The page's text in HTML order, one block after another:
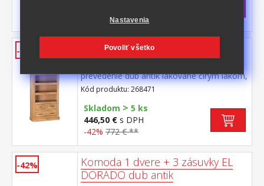
442 € **
-42% Knižnica EL DORADO dub antik
prevedenie dub antik lakované čírym lakom,
vlis drevenej štruktúry tri police, jedna
široká a dve úzke zásuvky súčasť zostavy
EL DORADO
Kód produktu: 268471
Skladom > 5 ks
446,50 € s DPH
-42% 772 € **
-42%
Komoda 1 dvere + 3 zásuvky EL
DORADO dub antik
Nastavenia
Povoliť všetko